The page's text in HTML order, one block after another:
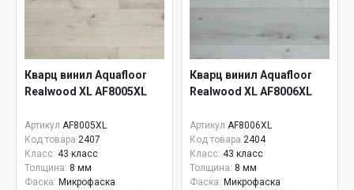
Кварц винил Aquafloor
Realwood XL AF8005XL
Артикул AF8005XL
Код товара 2407
Класс: 43 класс
Толщина: 8 мм
Фаска: Микрофаска
Кварц винил Aquafloor
Realwood XL AF8006XL
Артикул AF8006XL
Код товара 2404
Класс: 43 класс
Толщина: 8 мм
Фаска: Микрофаска